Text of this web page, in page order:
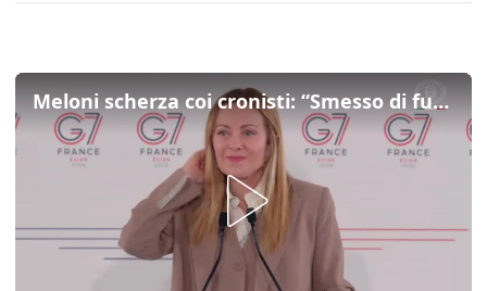
Meloni scherza coi cronisti: “Smesso di fumare da un po’, avete bucato la notizia...”